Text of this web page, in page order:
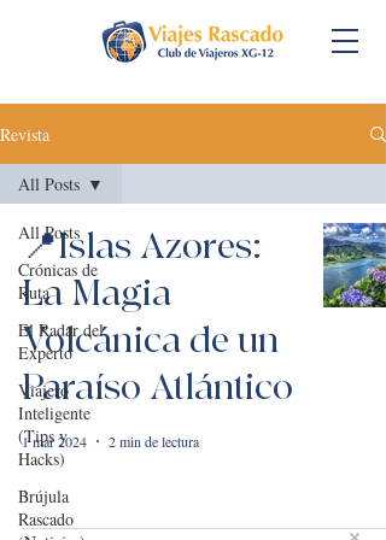
Revista
All Posts
Crónicas de
Ruta
El Radar del
Experto
Viajero
Inteligente
(Tips y
Hacks)
Brújula
Rascado
All Posts
📍Islas Azores:
La Magia
Volcánica de un
Paraíso Atlántico
1 mar 2024 2 min de lectura